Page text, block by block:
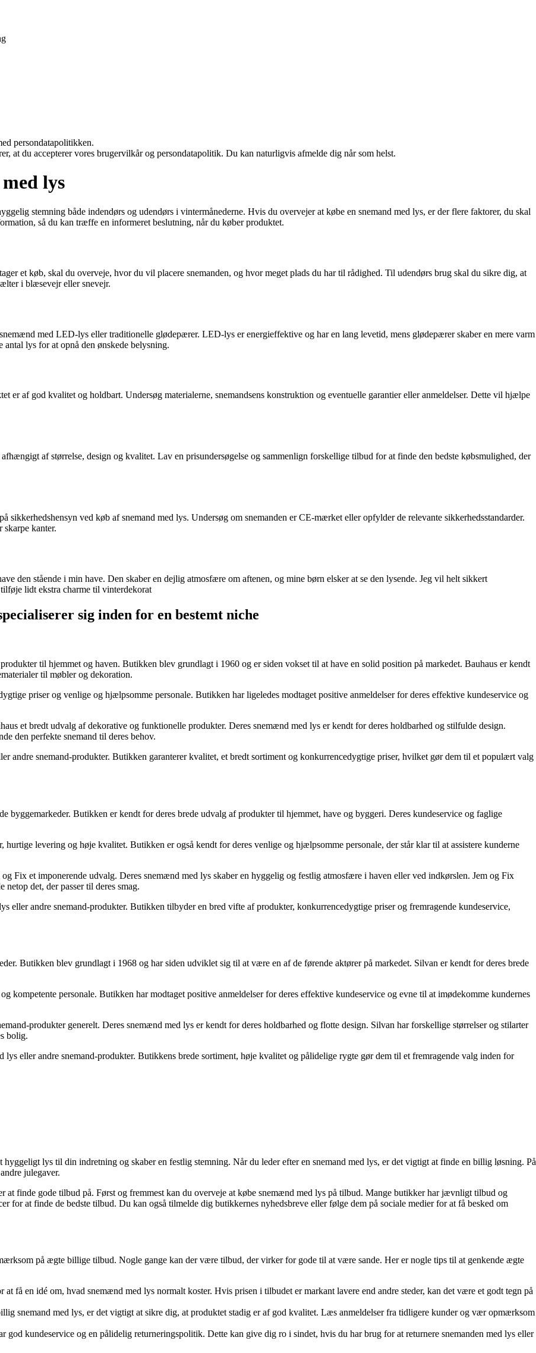
persondatapolitikken.
at du accepterer vores brugervilkår og persondatapolitik. Du kan naturligvis afmelde dig når som helst.
lys
stemning både indendørs og udendørs i vintermånederne. Hvis du overvejer at købe en snemand med lys, er der flere faktorer, du skal
så du kan træffe en informeret beslutning, når du køber produktet.
et køb, skal du overveje, hvor du vil placere snemanden, og hvor meget plads du har til rådighed. Til udendørs brug skal du sikre dig, at
i blæsevejr eller snevejr.
med LED-lys eller traditionelle glødepærer. LED-lys er energieffektive og har en lang levetid, mens glødepærer skaber en mere varm
lys for at opnå den ønskede belysning.
er af god kvalitet og holdbart. Undersøg materialerne, snemandsens konstruktion og eventuelle garantier eller anmeldelser. Dette vil hjælpe
af størrelse, design og kvalitet. Lav en prisundersøgelse og sammenlign forskellige tilbud for at finde den bedste købsmulighed, der
ved køb af snemand med lys. Undersøg om snemanden er CE-mærket eller opfylder de relevante sikkerhedsstandarder.
kanter.
den stående i min have. Den skaber en dejlig atmosfære om aftenen, og mine børn elsker at se den lysende. Jeg vil helt sikkert
lidt ekstra charme til vinterdekorat
sig inden for en bestemt niche
til hjemmet og haven. Butikken blev grundlagt i 1960 og er siden vokset til at have en solid position på markedet. Bauhaus er kendt
til møbler og dekoration.
priser og venlige og hjælpsomme personale. Butikken har ligeledes modtaget positive anmeldelser for deres effektive kundeservice og
et bredt udvalg af dekorative og funktionelle produkter. Deres snemænd med lys er kendt for deres holdbarhed og stilfulde design.
den perfekte snemand til deres behov.
andre snemand-produkter. Butikken garanterer kvalitet, et bredt sortiment og konkurrencedygtige priser, hvilket gør dem til et populært valg
byggemarkeder. Butikken er kendt for deres brede udvalg af produkter til hjemmet, have og byggeri. Deres kundeservice og faglige
levering og høje kvalitet. Butikken er også kendt for deres venlige og hjælpsomme personale, der står klar til at assistere kunderne
Fix et imponerende udvalg. Deres snemænd med lys skaber en hyggelig og festlig atmosfære i haven eller ved indkørslen. Jem og Fix
det, der passer til deres smag.
eller andre snemand-produkter. Butikken tilbyder en bred vifte af produkter, konkurrencedygtige priser og fremragende kundeservice,
Butikken blev grundlagt i 1968 og har siden udviklet sig til at være en af de førende aktører på markedet. Silvan er kendt for deres brede
personale. Butikken har modtaget positive anmeldelser for deres effektive kundeservice og evne til at imødekomme kundernes
produkter generelt. Deres snemænd med lys er kendt for deres holdbarhed og flotte design. Silvan har forskellige størrelser og stilarter
bolig.
eller andre snemand-produkter. Butikkens brede sortiment, høje kvalitet og pålidelige rygte gør dem til et fremragende valg inden for
lys til din indretning og skaber en festlig stemning. Når du leder efter en snemand med lys, er det vigtigt at finde en billig løsning. På
julegaver.
at finde gode tilbud på. Først og fremmest kan du overveje at købe snemænd med lys på tilbud. Mange butikker har jævnligt tilbud og
for at finde de bedste tilbud. Du kan også tilmelde dig butikkernes nyhedsbreve eller følge dem på sociale medier for at få besked om
på ægte billige tilbud. Nogle gange kan der være tilbud, der virker for gode til at være sande. Her er nogle tips til at genkende ægte
få en idé om, hvad snemænd med lys normalt koster. Hvis prisen i tilbudet er markant lavere end andre steder, kan det være et godt tegn på
snemand med lys, er det vigtigt at sikre dig, at produktet stadig er af god kvalitet. Læs anmeldelser fra tidligere kunder og vær opmærksom
god kundeservice og en pålidelig returneringspolitik. Dette kan give dig ro i sindet, hvis du har brug for at returnere snemanden med lys eller